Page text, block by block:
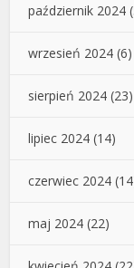
październik 2024
wrzesień 2024 (6)
sierpień 2024 (23)
lipiec 2024 (14)
czerwiec 2024
maj 2024 (22)